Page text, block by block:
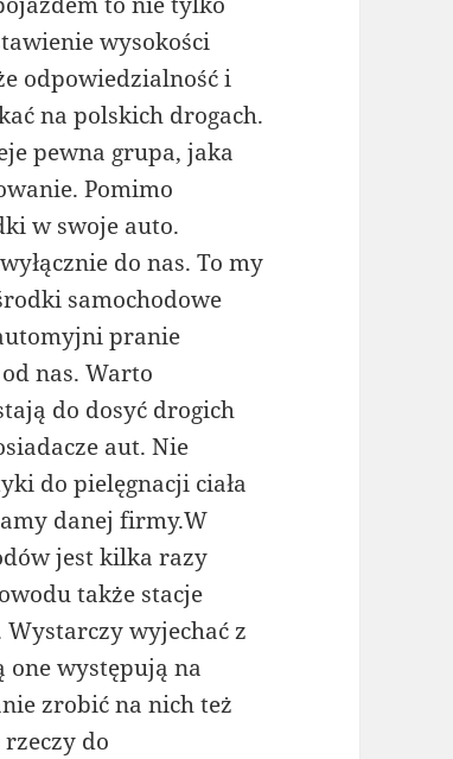
wysokości
odpowiedzialność i
na polskich drogach.
pewna grupa, jaka
Pomimo
w swoje auto.
do nas. To my
samochodowe
pranie
nas. Warto
do dosyć drogich
aut. Nie
do pielęgnacji ciała
danej firmy.W
jest kilka razy
także stacje
wyjechać z
one występują na
zrobić na nich też
do